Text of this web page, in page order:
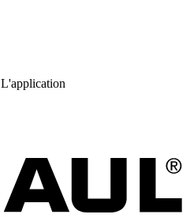
L'application